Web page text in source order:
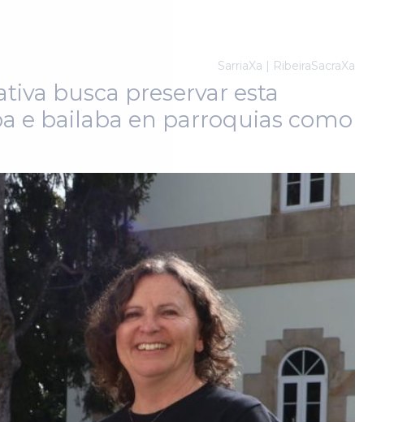
SarriaXa | RibeiraSacraXa
busca preservar esta
e bailaba en parroquias como